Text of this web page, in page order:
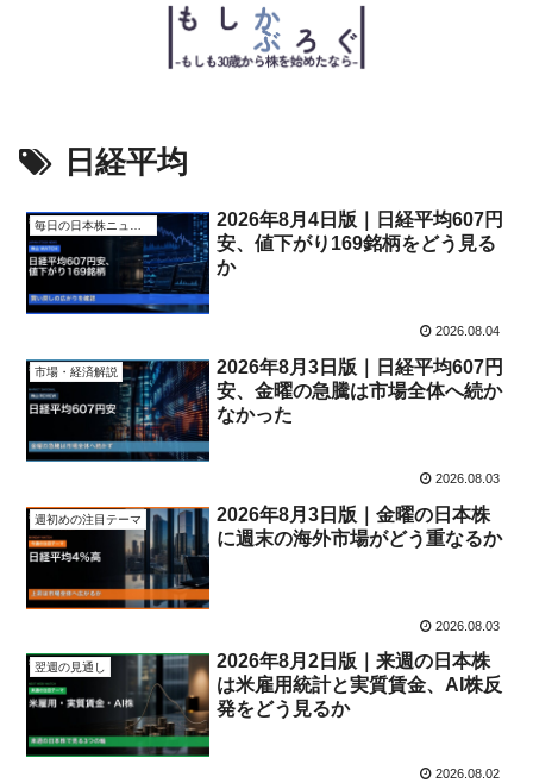
日経平均
2026年8月4日版｜日経平均607円
安、値下がり169銘柄をどう見る
か
2026.08.04
市場・経済解説
2026年8月3日版｜日経平均607円
安、金曜の急騰は市場全体へ続か
なかった
2026.08.03
週初めの注目テーマ
2026年8月3日版｜金曜の日本株
に週末の海外市場がどう重なるか
2026.08.03
翌週の見通し
2026年8月2日版｜来週の日本株
は米雇用統計と実質賃金、AI株反
発をどう見るか
2026.08.02